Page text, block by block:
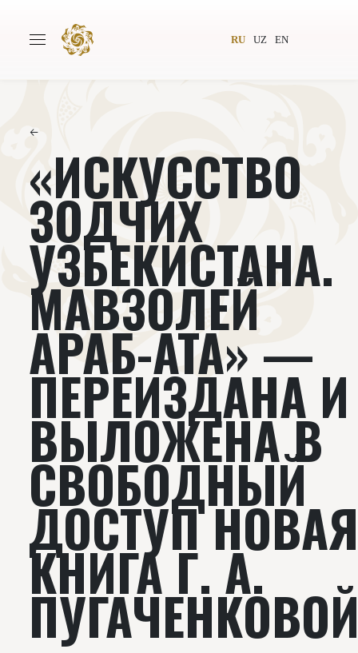
RU UZ EN
Авторы Всемирное общество
Издательство Новости
Проекты Подкасты
Книги Видеолекторий
←
«ИСКУССТВО
ЗОДЧИХ
УЗБЕКИСТАНА.
МАВЗОЛЕЙ
АРАБ-АТА» —
ПЕРЕИЗДАНА И
ВЫЛОЖЕНА В
СВОБОДНЫЙ
ДОСТУП
КНИГА Г. А.